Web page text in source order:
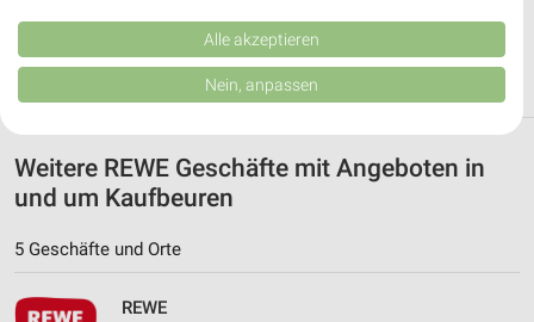
Weitere REWE Geschäfte mit Angeboten in
und um Kaufbeuren
5 Geschäfte und Orte
REWE
Kombinationen von Daten aus verschiedenen Quellen. Entwicklung und
Verbesserung der Angebote. Verwendung reduzierter Daten zur Auswahl
von Inhalten.
Daten können außerhalb der Europäischen Union weitergegeben und in die
USA gesendet werden.
Website/App.
Partnerliste anzeigen (1 IAB-Anbieter)
Wir nutzen Ihre Daten für folgende Zwecke:
Alle akzeptieren
Nein, anpassen